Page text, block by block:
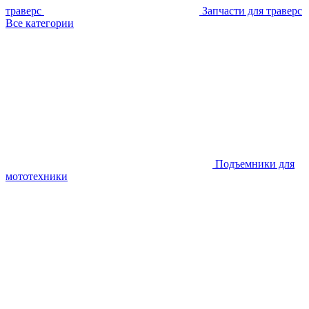
траверс
Запчасти для траверс
Все категории
Подъемники для
мототехники